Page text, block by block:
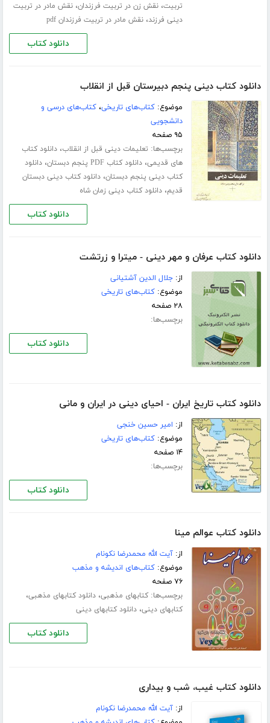
تربیت،نقش زن در تربیت فرزندان،نقش مادر در تربیت
دینی فرزند،نقش مادر در تربیت فرزندان pdf
دانلود کتاب
دانلود کتاب دینی پنجم دبیرستان قبل از انقلاب
موضوع:کتاب‌های تاریخی،کتاب‌های درسی و
دانشجویی
۹۵ صفحه
برچسب‌ها: تعلیمات دینی قبل از انقلاب،دانلود کتاب
های قدیمی،دانلود کتاب PDF پنجم دبستان ،دانلود
کتاب دینی پنجم دبستان،دانلود کتاب دینی دبستان
قدیم،دانلود کتاب دینی زمان شاه
دانلود کتاب
دانلود کتاب عرفان و مهر دینی - میترا و زرتشت
از:جلال الدین آشتیانی
موضوع:کتاب‌های تاریخی
۲۸ صفحه
برچسب‌ها:
دانلود کتاب
دانلود کتاب تاریخ ایران - احیای دینی در ایران و مانی
از: امیر حسین خنجی
موضوع:کتاب‌های تاریخی
۱۴ صفحه
برچسب‌ها:
دانلود کتاب
دانلود کتاب عوالم مینا
از:آیت الله محمدرضا نکونام
موضوع:کتاب‌های اندیشه و مذهب
۷۶ صفحه
برچسب‌ها:کتابهای مذهبی،دانلود کتابهای مذهبی،
کتابهای دینی،دانلود کتابهای دینی
دانلود کتاب
دانلود کتاب غیب، شب و بیداری
از:آیت الله محمدرضا نکونام